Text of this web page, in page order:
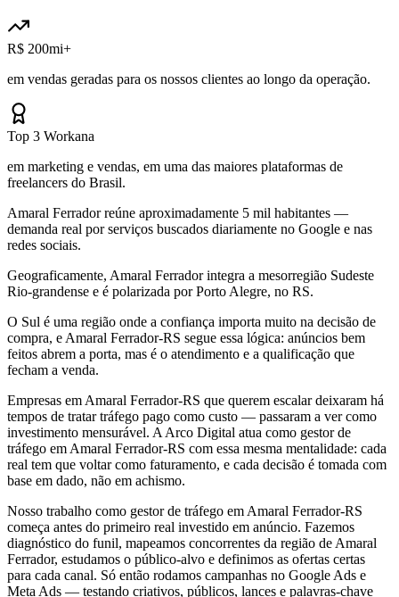
R$ 200mi+
em vendas geradas para os nossos clientes ao longo da operação.
Top 3 Workana
em marketing e vendas, em uma das maiores plataformas de
freelancers do Brasil.
Amaral Ferrador reúne aproximadamente 5 mil habitantes —
demanda real por serviços buscados diariamente no Google e nas
redes sociais.
Geograficamente, Amaral Ferrador integra a mesorregião Sudeste
Rio-grandense e é polarizada por Porto Alegre, no RS.
O Sul é uma região onde a confiança importa muito na decisão de
compra, e Amaral Ferrador-RS segue essa lógica: anúncios bem
feitos abrem a porta, mas é o atendimento e a qualificação que
fecham a venda.
Empresas em Amaral Ferrador-RS que querem escalar deixaram há
tempos de tratar tráfego pago como custo — passaram a ver como
investimento mensurável. A Arco Digital atua como gestor de
tráfego em Amaral Ferrador-RS com essa mesma mentalidade: cada
real tem que voltar como faturamento, e cada decisão é tomada com
base em dado, não em achismo.
Nosso trabalho como gestor de tráfego em Amaral Ferrador-RS
começa antes do primeiro real investido em anúncio. Fazemos
diagnóstico do funil, mapeamos concorrentes da região de Amaral
Ferrador, estudamos o público-alvo e definimos as ofertas certas
para cada canal. Só então rodamos campanhas no Google Ads e
Meta Ads — testando criativos, públicos, lances e palavras-chave